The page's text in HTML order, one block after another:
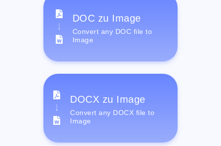
DOC zu Image
Convert any DOC file to
Image
DOCX zu Image
Convert any DOCX file to
Image